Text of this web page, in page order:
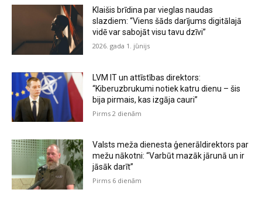
Klaišis brīdina par vieglas naudas
slazdiem: “Viens šāds darījums digitālajā
vidē var sabojāt visu tavu dzīvi”
2026. gada 1. jūnijs
LVM IT un attīstības direktors:
“Kiberuzbrukumi notiek katru dienu – šis
bija pirmais, kas izgāja cauri”
Pirms 2 dienām
Valsts meža dienesta ģenerāldirektors par
mežu nākotni: “Varbūt mazāk jārunā un ir
jāsāk darīt”
Pirms 6 dienām